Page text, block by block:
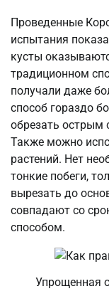
Проведенные
испытания
кусты
традиционном
получали даже
способ гораздо
обрезать острым
Также можно
растений. Нет
тонкие побеги,
вырезать до
совпадают со
способом.
Упрощенная